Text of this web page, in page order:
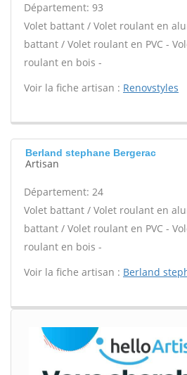
Département: 93
Volet battant / Volet roulant en
battant / Volet roulant en PVC -
roulant en bois -
Voir la fiche artisan : Renovstyles
Berland stephane Bergerac
Artisan
Département: 24
Volet battant / Volet roulant en
battant / Volet roulant en PVC -
roulant en bois -
Voir la fiche artisan : Berland